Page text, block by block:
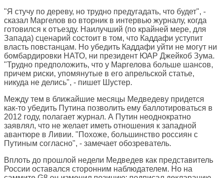
"Я стучу по дереву, но трудно предугадать, что будет", -
сказал Маргелов во вторник в интервью журналу, когда
готовился к отъезду. Наилучший (по крайней мере, для
Запада) сценарий состоит в том, что Каддафи уступит
власть повстанцам. Но убедить Каддафи уйти не могут ни
бомбардировки НАТО, ни президент ЮАР Джейкоб Зума.
"Трудно предположить, что у Маргелова больше шансов,
причем риски, упомянутые в его апрельской статье,
никуда не делись", - пишет Шустер.
Между тем в ближайшие месяцы Медведеву придется
как-то убедить Путина позволить ему баллотироваться в
2012 году, полагает журнал. А Путин неоднократно
заявлял, что не желает иметь отношения к западной
авантюре в Ливии. "Похоже, большинство россиян с
Путиным согласно", - замечает обозреватель.
Вплоть до прошлой недели Медведев как представитель
России оставался сторонним наблюдателем. Но на